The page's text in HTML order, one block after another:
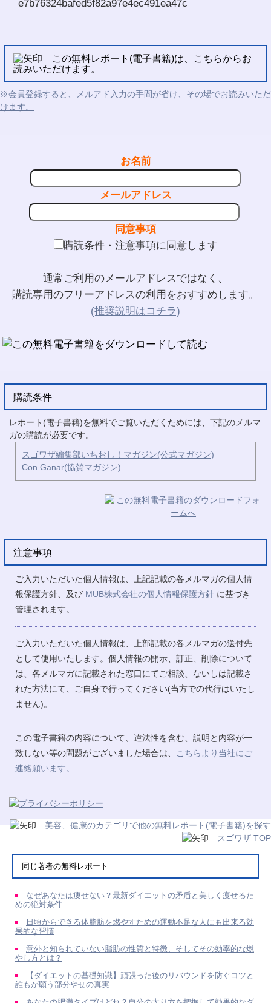
e7b76324bafed5f82a97e4ec491ea47c
この無料レポート(電子書籍)は、こちらからお
読みいただけます。
※会員登録すると、メルアド入力の手間が省け、その場でお読みいただ
けます。
お名前
メールアドレス
同意事項
購読条件・注意事項に同意します
通常ご利用のメールアドレスではなく、
購読専用のフリーアドレスの利用をおすすめします。
(推奨説明はコチラ)
購読条件
レポート(電子書籍)を無料でご覧いただくためには、下記のメルマ
ガの購読が必要です。
スゴワザ編集部いちおし！マガジン(公式マガジン)
Con Ganar(協賛マガジン)
注意事項
ご入力いただいた個人情報は、上記記載の各メルマガの個人情
報保護方針、及び MUB株式会社の個人情報保護方針 に基づき
管理されます。
ご入力いただいた個人情報は、上部記載の各メルマガの送付先
として使用いたします。個人情報の開示、訂正、削除について
は、各メルマガに記載された窓口にてご相談、ないしは記載さ
れた方法にて、ご自身で行ってください(当方での代行はいたし
ません)。
この電子書籍の内容について、違法性を含む、説明と内容が一
致しない等の問題がございました場合は、
こちらより当社にご
連絡願います。
美容、健康のカテゴリで他の無料レポート(電子書籍)を探す
スゴワザ TOP
同じ著者の無料レポート
なぜあなたは痩せない？最新ダイエットの矛盾と美しく痩せるた
めの絶対条件
日頃からできる体脂肪を燃やすための運動不足な人にも出来る効
果的な習慣
意外と知られていない脂肪の性質と特徴、そしてその効率的な燃
やし方とは？
【ダイエットの基礎知識】頑張った後のリバウンドを防ぐコツと
誰もが願う部分やせの真実